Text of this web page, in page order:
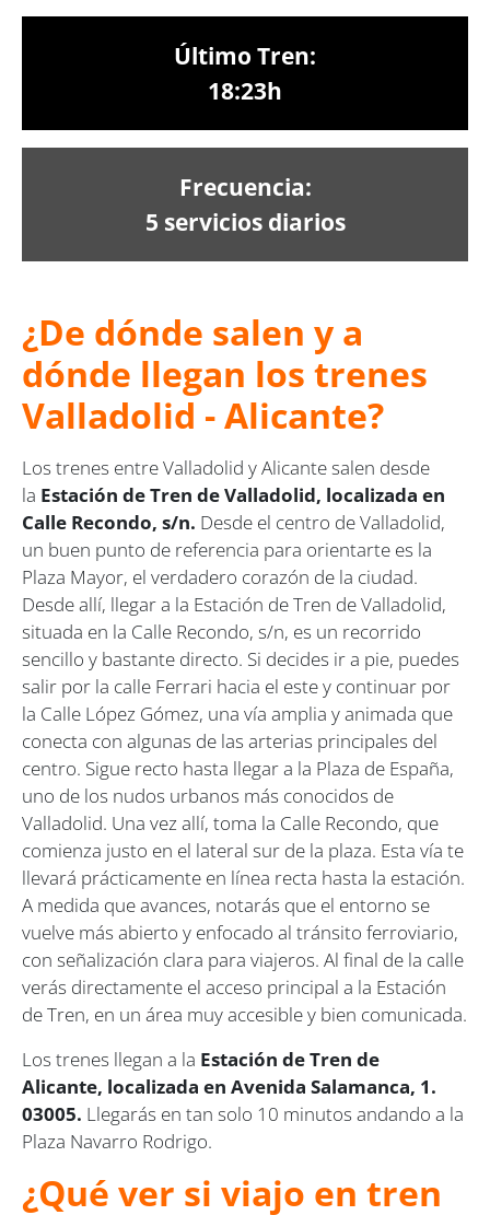
Último Tren:
18:23h
Frecuencia:
5 servicios diarios
¿De dónde salen y a
dónde llegan los trenes
Valladolid - Alicante?
Los trenes entre Valladolid y Alicante salen desde
la Estación de Tren de Valladolid, localizada en
Calle Recondo, s/n. Desde el centro de Valladolid,
un buen punto de referencia para orientarte es la
Plaza Mayor, el verdadero corazón de la ciudad.
Desde allí, llegar a la Estación de Tren de Valladolid,
situada en la Calle Recondo, s/n, es un recorrido
sencillo y bastante directo. Si decides ir a pie, puedes
salir por la calle Ferrari hacia el este y continuar por
la Calle López Gómez, una vía amplia y animada que
conecta con algunas de las arterias principales del
centro. Sigue recto hasta llegar a la Plaza de España,
uno de los nudos urbanos más conocidos de
Valladolid. Una vez allí, toma la Calle Recondo, que
comienza justo en el lateral sur de la plaza. Esta vía te
llevará prácticamente en línea recta hasta la estación.
A medida que avances, notarás que el entorno se
vuelve más abierto y enfocado al tránsito ferroviario,
con señalización clara para viajeros. Al final de la calle
verás directamente el acceso principal a la Estación
de Tren, en un área muy accesible y bien comunicada.
Los trenes llegan a la Estación de Tren de
Alicante, localizada en Avenida Salamanca, 1.
03005. Llegarás en tan solo 10 minutos andando a la
Plaza Navarro Rodrigo.
¿Qué ver si viajo en tren